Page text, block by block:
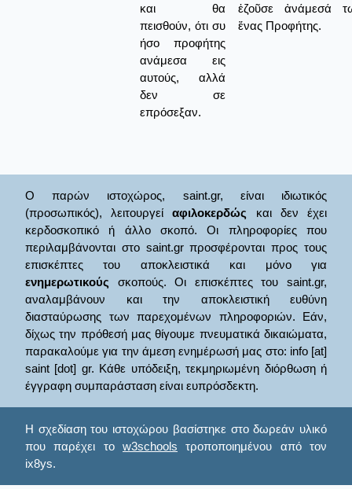
και θα
πεισθούν, ότι συ
ήσο προφήτης
ανάμεσα εις
αυτούς, αλλά
δεν σε
επρόσεξαν.
ἐζοῦσε ἀνάμεσά
ἕνας Προφήτης.
Ο παρών ιστοχώρος, saint.gr, είναι ιδιωτικός
(προσωπικός), λειτουργείαφιλοκερδώς και δεν έχει
κερδοσκοπικό ή άλλο σκοπό. Οι πληροφορίες που
περιλαμβάνονται στο saint.gr προσφέρονται προς τους
επισκέπτες του αποκλειστικά και μόνο για
ενημερωτικούς σκοπούς. Οι επισκέπτες του saint.gr,
αναλαμβάνουν και την αποκλειστική ευθύνη
διασταύρωσης των παρεχομένων πληροφοριών. Εάν,
δίχως την πρόθεσή μας θίγουμε πνευματικά δικαιώματα,
παρακαλούμε για την άμεση ενημέρωσή μας στο: info [at]
saint [dot] gr. Κάθε υπόδειξη, τεκμηριωμένη διόρθωση ή
έγγραφη συμπαράσταση είναι ευπρόσδεκτη.
Η σχεδίαση του ιστοχώρου βασίστηκε στο δωρεάν υλικό
που παρέχει το w3schools τροποποιημένου από τον
ix8ys.